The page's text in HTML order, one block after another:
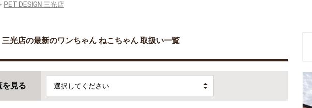
PET DESIGN 三光店
三光店の最新のワンちゃん ねこちゃん 取扱い一覧
を見る 選択してください